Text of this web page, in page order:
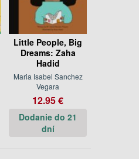
Little People, Big
Dreams: Zaha
Hadid
Maria Isabel Sanchez
Vegara
12.95 €
Dodanie do 21
dní